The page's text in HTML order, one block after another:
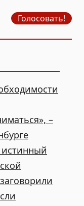
Голосовать!
–